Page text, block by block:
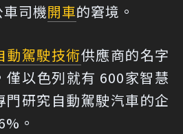
司機開車的窘境。
動駕駛技術供應商的名字
僅以色列就有 600家智慧
門研究自動駕駛汽車的企
。